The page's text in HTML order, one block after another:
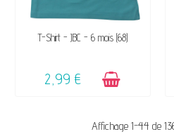
DISPONIBLE
T-Shirt - JBC - 6 mois (68)
2,99 €
Affichage 1-44 de